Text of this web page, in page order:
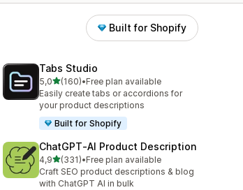
Built for Shopify
Tabs Studio
5,05 yıldız üzerinden
(160)
toplam 160 değerlendirme
•Free plan available
Easily create tabs or accordions for
your product descriptions
Built for Shopify
ChatGPT‑AI Product Description
4,95 yıldız üzerinden
(331)
toplam 331 değerlendirme
•Free plan available
Craft SEO product descriptions & blog
with ChatGPT AI in bulk